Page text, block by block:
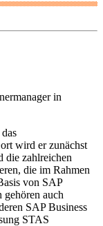
in
wird er zunächst
die zahlreichen
die im Rahmen
von SAP
gehören auch
SAP Business
STAS